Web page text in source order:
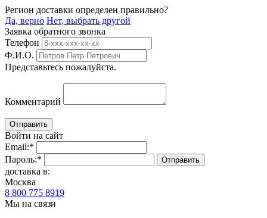
Регион доставки определен правильно?
Да, верно Нет, выбрать другой
Заявка обратного звонка
Телефон
Ф.И.О.
Представьтесь пожалуйста.
Комментарий
Войти на сайт
Email:*
Пароль:*
доставка в:
Москва
8 800 775 8919
Мы на связи